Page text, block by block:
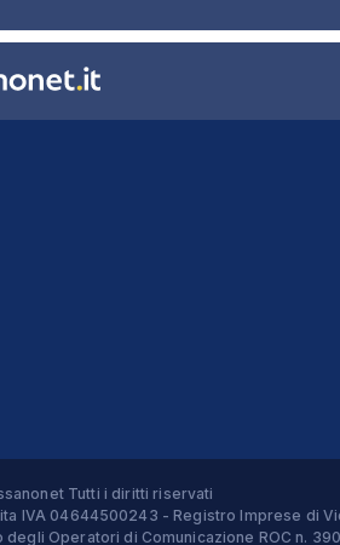
Tutti i diritti riservati
IVA 04644500243 - Registro Imprese di
Operatori di Comunicazione ROC n.